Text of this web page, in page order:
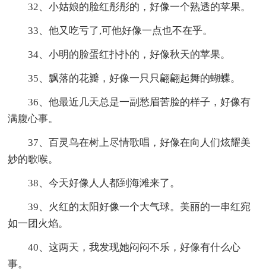
32、小姑娘的脸红彤彤的，好像一个熟透的苹果。
33、他又吃亏了,可他好像一点也不在乎。
34、小明的脸蛋红扑扑的，好像秋天的苹果。
35、飘落的花瓣，好像一只只翩翩起舞的蝴蝶。
36、他最近几天总是一副愁眉苦脸的样子，好像有
满腹心事。
37、百灵鸟在树上尽情歌唱，好像在向人们炫耀美
妙的歌喉。
38、今天好像人人都到海滩来了。
39、火红的太阳好像一个大气球。美丽的一串红宛
如一团火焰。
40、这两天，我发现她闷闷不乐，好像有什么心
事。